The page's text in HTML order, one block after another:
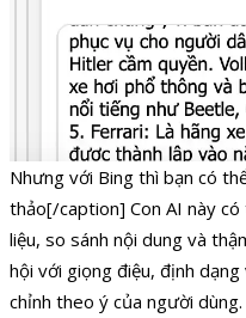
Nhưng với Bing thì bạn có
thảo[/caption] Con AI này
liệu, so sánh nội dung và
hội với giọng điệu, định
chỉnh theo ý của người